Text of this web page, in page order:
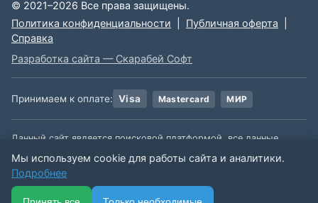
© 2021–2026 Все права защищены.
Политика конфиденциальности
Публичная оферта
Справка
Разработка сайта — Скарабей Софт
Принимаем к оплате: Visa Mastercard МИР
Данный сайт является поисковой платформой, все данные,
размещенные на сайте, взяты из открытых источников. Мы не
несем ответственности за содержимое данной информации.
Мы используем cookie для работы сайта и аналитики.
Подробнее